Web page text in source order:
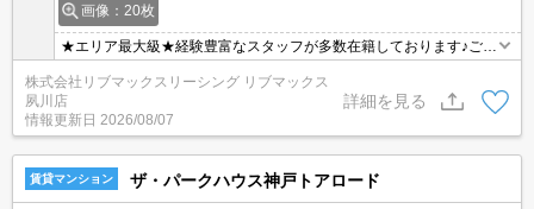
画像：20枚
★エリア最大級★経験豊富なスタッフが多数在籍しております♪ご要
望がありましたらお申し付けください！初期費用クレジット支払可
能！オンライン内覧・オンライン契約等弊社に一度も来店せずとも
問題ありません♪弊社ではネットに掲載されている物件も全てご紹介
可能になりますので気になる物件は全て申し付けください★
株式会社リブマックスリーシング リブマックス
夙川店
情報更新日 2026/08/07
詳細を見る
賃貸マンション ザ・パークハウス神戸トアロード